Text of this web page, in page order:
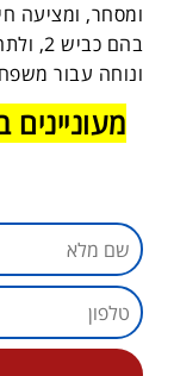
ומסחר, ומציעה
בהם
ונוחה עבור